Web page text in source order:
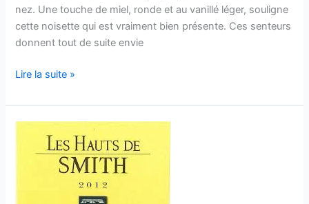
nez. Une touche de miel, ronde et au vanillé léger, souligne
cette noisette qui est vraiment bien présente. Ces senteurs
donnent tout de suite envie
Pessac-
blanc
–
Château
Bouscaut
Lire la suite »